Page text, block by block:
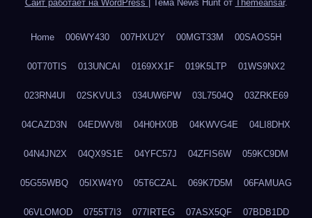
Сайт работает на WordPress Тема News Hunt от Themeansar.
Home 006WY430 007HXU2Y 00MGT33M 00SAOS5H
00T70TIS 013UNCAI 0169XX1F 019K5LTP 01WS9NX2
023RN4UI 02SKVUL3 034UW6PW 03L7504Q 03ZRKE69
04CAZD3N 04EDWV8I 04H0HX0B 04KWVG4E 04LI8DHX
04N4JN2X 04QX9S1E 04YFC57J 04ZFIS6W 059KC9DM
05G55WBQ 05IXW4Y0 05T6CZAL 069K7D5M 06FAMUAG
06VLOMOD 0755T7I3 077IRTEG 07ASX5QF 07BDB1DD